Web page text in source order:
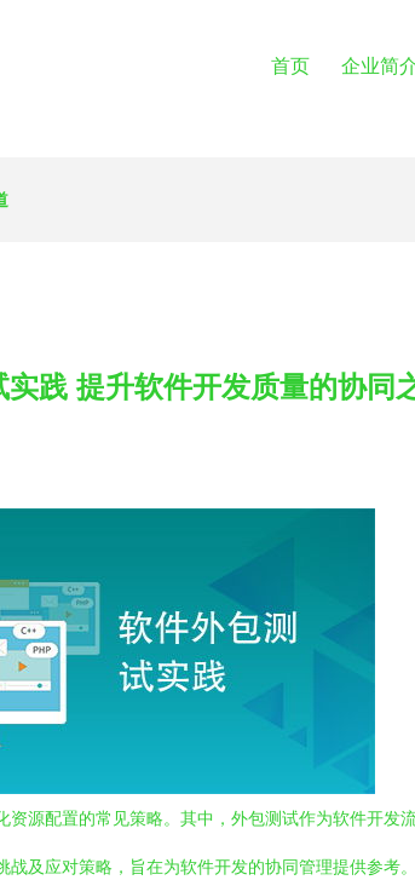
首页 企业简
践 提升软件开发质量的协同
源配置的常见策略。其中，外包测试作为软件开发
及应对策略，旨在为软件开发的协同管理提供参考